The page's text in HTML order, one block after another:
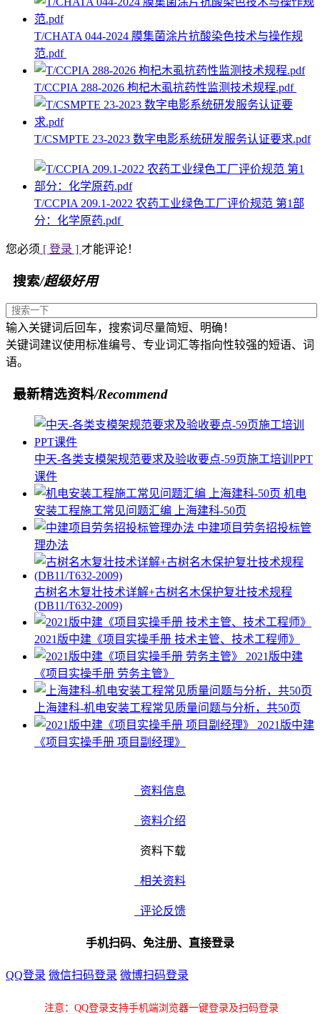
T/CHATA 044-2024 膜集菌涂片抗酸染色技术与操作规
范.pdf
T/CCPIA 288-2026 枸杞木虱抗药性监测技术规程.pdf
T/CSMPTE 23-2023 数字电影系统研发服务认证要求.pdf
T/CCPIA 209.1-2022 农药工业绿色工厂评价规范 第1部
分：化学原药.pdf
您必须 [ 登录 ] 才能评论！
搜索/超级好用
输入关键词后回车，搜索词尽量简短、明确！
关键词建议使用标准编号、专业词汇等指向性较强的短语、词
语。
最新精选资料/Recommend
中天-各类支模架规范要求及验收要点-59页施工培训PPT
课件
机电
安装工程施工常见问题汇编 上海建科-50页
中建项目劳务招投标管
理办法
古树名木复壮技术详解+古树名木保护复壮技术规程
(DB11/T632-2009)
2021版中建《项目实操手册 技术主管、技术工程师》
2021版中建
《项目实操手册 劳务主管》
上海建科-机电安装工程常见质量问题与分析，共50页
2021版中建
《项目实操手册 项目副经理》
资料信息
资料介绍
资料下载
相关资料
评论反馈
手机扫码、免注册、直接登录
QQ登录 微信扫码登录 微博扫码登录
注意：QQ登录支持手机端浏览器一键登录及扫码登录